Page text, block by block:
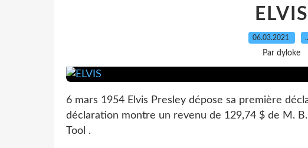
ELVIS
06.03.2021
Par dyloke
6 mars 1954 Elvis Presley dépose sa première
déclaration montre un revenu de 129,74 $ de M.
Tool .